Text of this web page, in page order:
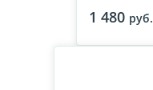
1 480 руб.